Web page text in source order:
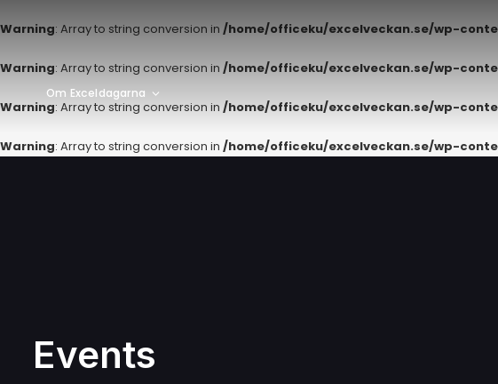
Warning: Array to string conversion in /home/officeku/excelveckan.se/wp-
Warning: Array to string conversion in /home/officeku/excelveckan.se/wp-
Om Exceldagarna
Warning: Array to string conversion in /home/officeku/excelveckan.se/wp-
Warning: Array to string conversion in /home/officeku/excelveckan.se/wp-
Events